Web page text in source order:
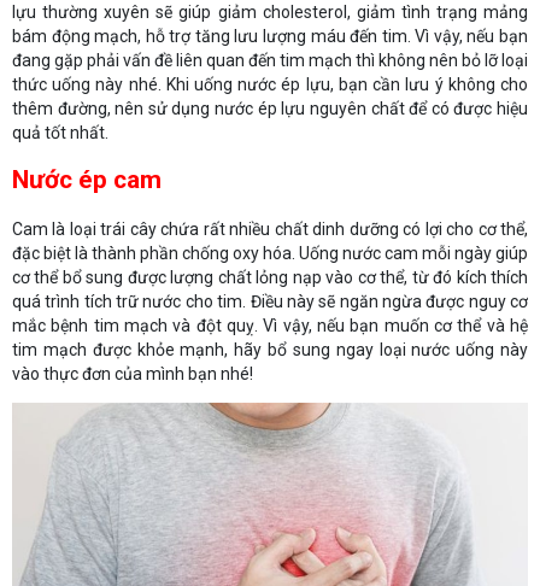
lựu thường xuyên sẽ giúp giảm cholesterol, giảm tình trạng mảng
bám động mạch, hỗ trợ tăng lưu lượng máu đến tim. Vì vậy, nếu bạn
đang gặp phải vấn đề liên quan đến tim mạch thì không nên bỏ lỡ loại
thức uống này nhé. Khi uống nước ép lựu, bạn cần lưu ý không cho
thêm đường, nên sử dụng nước ép lựu nguyên chất để có được hiệu
quả tốt nhất.
Nước ép cam
Cam là loại trái cây chứa rất nhiều chất dinh dưỡng có lợi cho cơ thể,
đặc biệt là thành phần chống oxy hóa. Uống nước cam mỗi ngày giúp
cơ thể bổ sung được lượng chất lỏng nạp vào cơ thể, từ đó kích thích
quá trình tích trữ nước cho tim. Điều này sẽ ngăn ngừa được nguy cơ
mắc bệnh tim mạch và đột quỵ. Vì vậy, nếu bạn muốn cơ thể và hệ
tim mạch được khỏe mạnh, hãy bổ sung ngay loại nước uống này
vào thực đơn của mình bạn nhé!